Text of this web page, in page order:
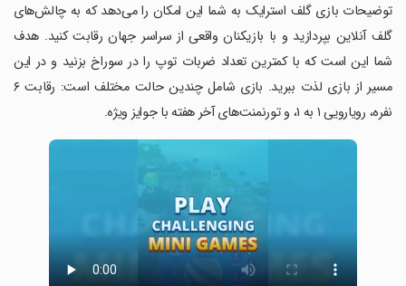
توضیحات بازی گلف استرایک به شما این امکان را می‌دهد که به چالش‌های
گلف آنلاین بپردازید و با بازیکنان واقعی از سراسر جهان رقابت کنید. هدف
شما این است که با کمترین تعداد ضربات توپ را در سوراخ بزنید و در این
مسیر از بازی لذت ببرید. بازی شامل چندین حالت مختلف است: رقابت ۶
نفره، رویارویی ۱ به ۱، و تورنمنت‌های آخر هفته با جوایز ویژه.